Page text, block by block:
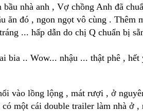
nhà anh , Vợ chồng Anh đã
ăn đó , ngon ngọt vô cùng . Thêm
... hấp dẫn dochị Q chuẩn bị
bia .. Wow... nhậu ... thật phê , hết
vào lồng lộng , mát rượi , ở
một cái double trailerlàm nhà ở ,